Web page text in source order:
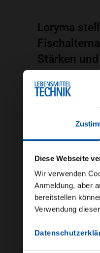
Diese Webseite
Wir verwenden
Anmeldung, aber
bereitstellen
Verwendung
Loryma
Stärken
nach und
Reihe von
Die